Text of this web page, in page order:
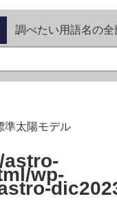
調べたい用語名の全
準太陽モデル
astro-
wp-